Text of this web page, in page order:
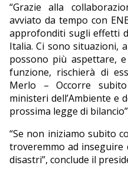
“Grazie alla
avviato da tempo con
approfonditi sugli effetti
Italia. Ci sono situazioni,
possono più aspettare,
funzione, rischierà di
Merlo – Occorre
ministeri dell’Ambiente e
prossima legge di
“Se non iniziamo subito
troveremmo ad inseguire
disastri”, conclude il